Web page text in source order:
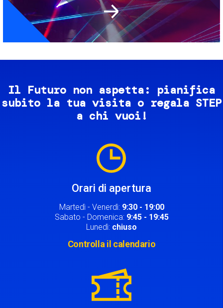
Il Futuro non aspetta: pianifica
subito la tua visita o regala STEP
a chi vuoi!
Orari di apertura
Martedì - Venerdì: 9:30 - 19:00
Sabato - Domenica: 9:45 - 19:45
Lunedì: chiuso
Controlla il calendario